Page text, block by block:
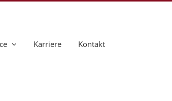
Karriere Kontakt